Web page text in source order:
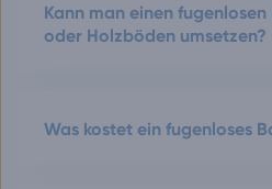
Kann man einen fugenlosen
oder Holzböden umsetzen?
Was kostet ein fugenloses